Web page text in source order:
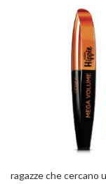
ragazze che cercano